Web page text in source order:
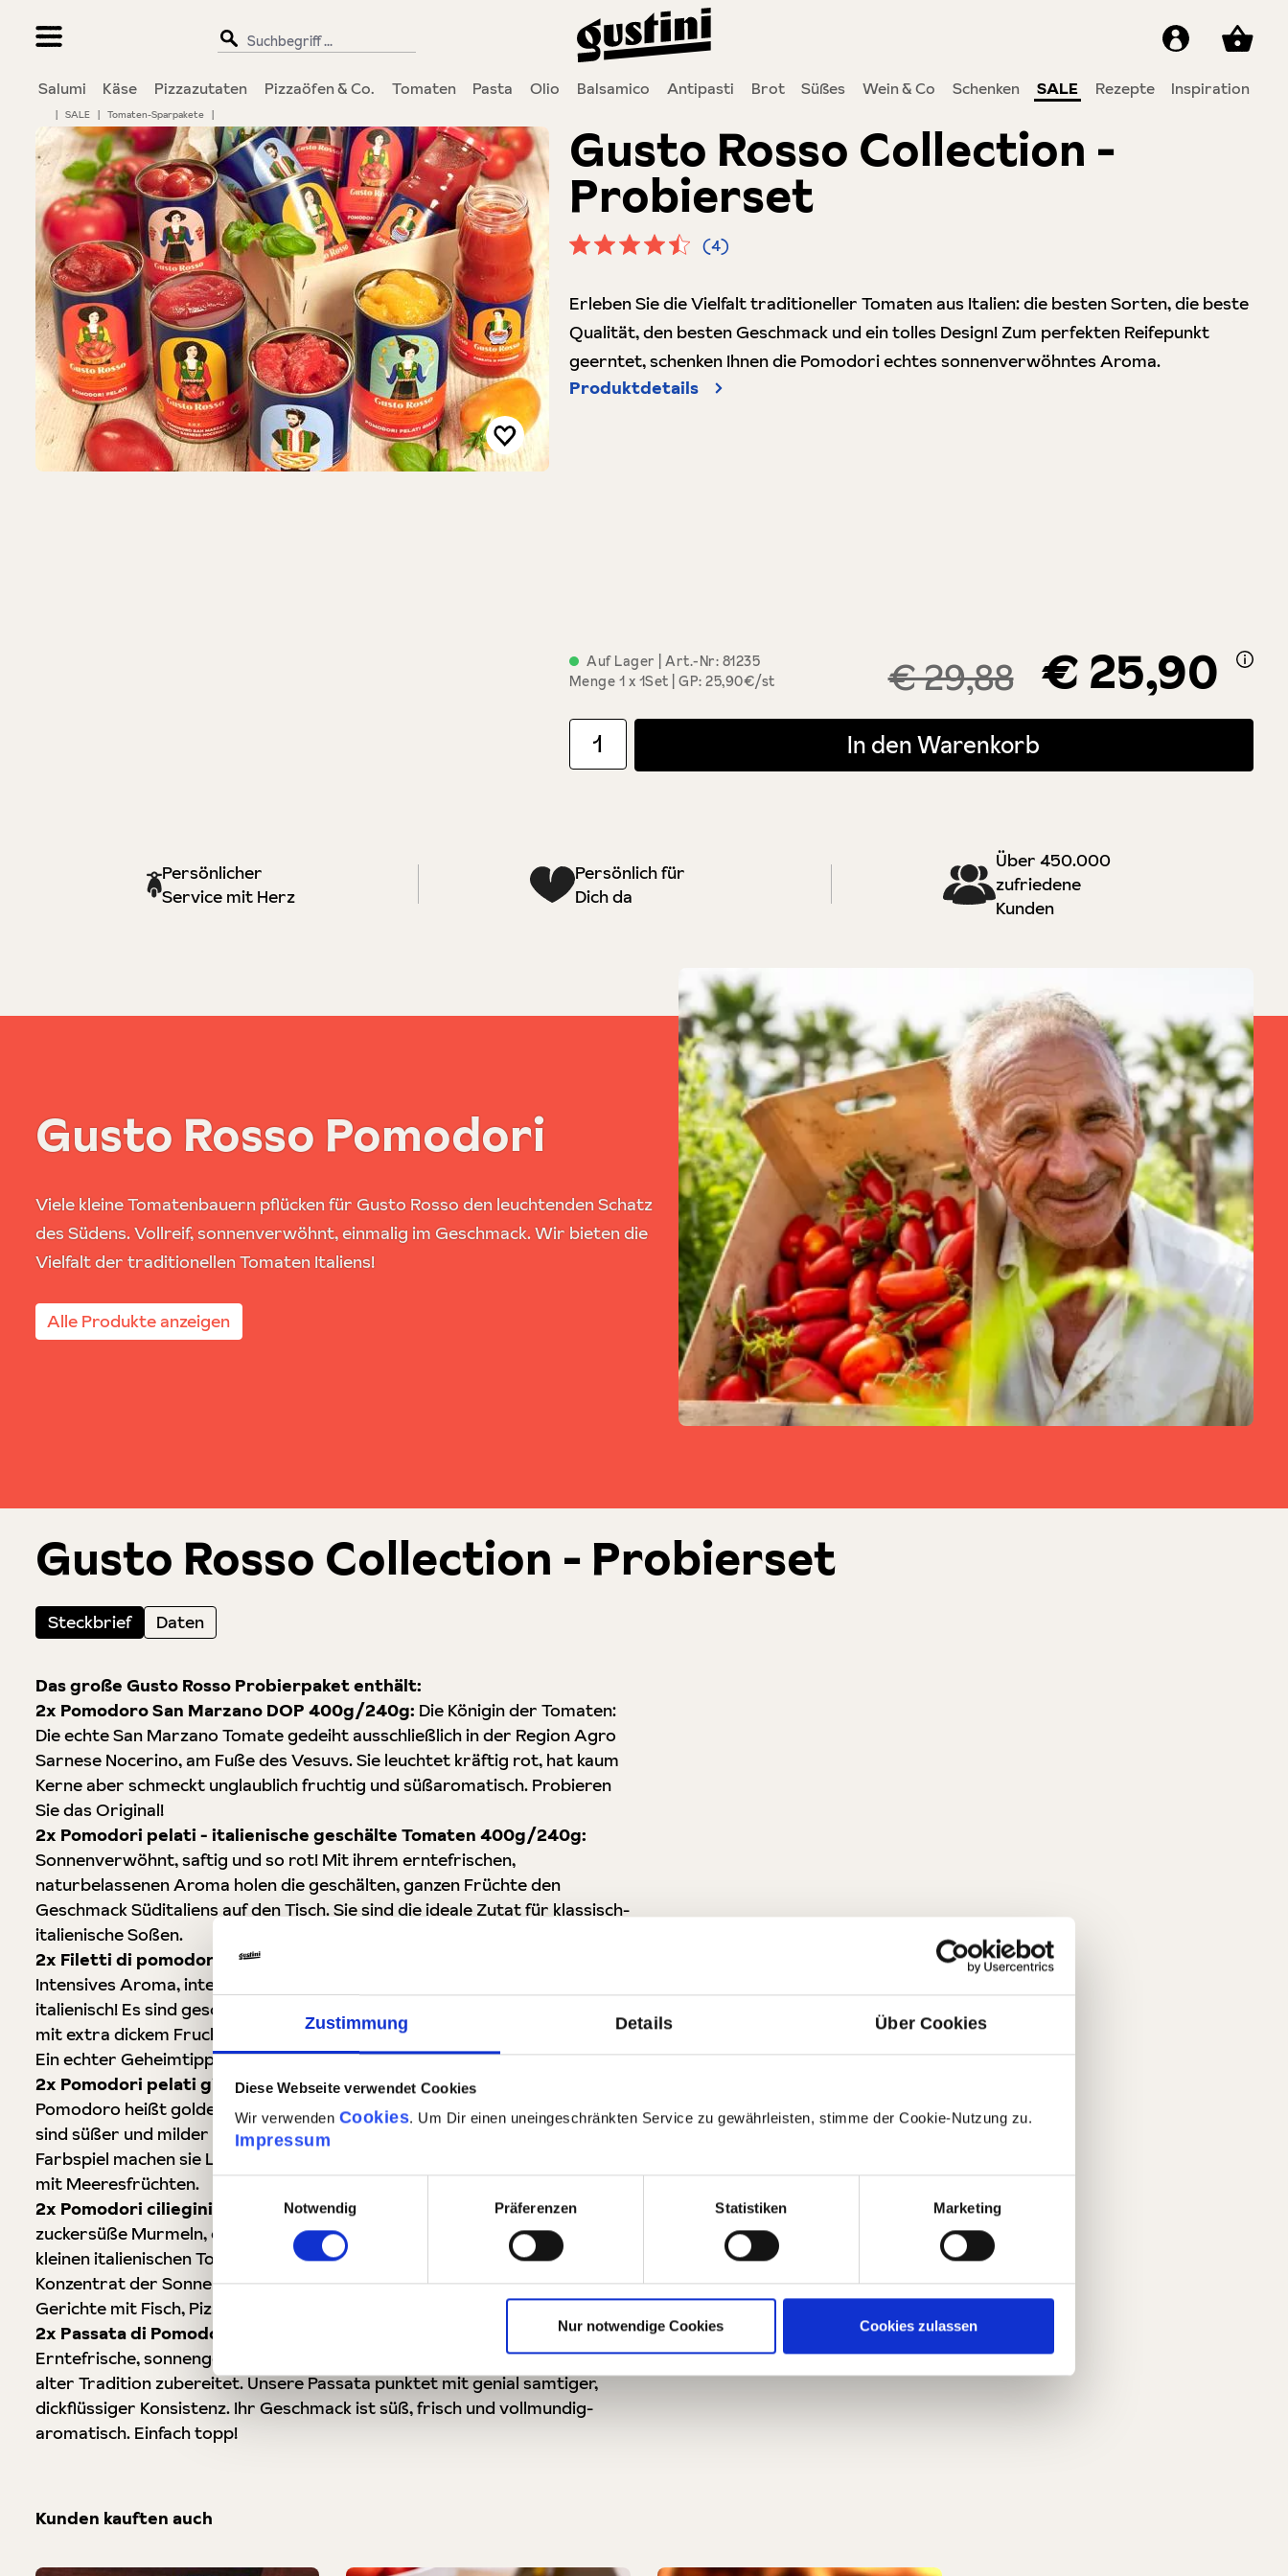
Zustimmung Details Über Cookies
Diese Webseite verwendet Cookies
Wir verwenden Cookies. Um Dir einen uneingeschränkten Service zu gewährleisten, stimme der Cookie-Nutzung zu.
Impressum
Notwendig
Präferenzen Statistiken Marketing
Nur notwendige Cookies Cookies zulassen
Salumi Käse Pizzazutaten Pizzaöfen & Co. Tomaten Pasta Olio Balsamico Antipasti Brot Süßes Wein & Co Schenken SALE Rezepte Inspiration
| SALE | Tomaten-Sparpakete |
Bildergalerie überspringen
Auf Lager | Art.-Nr: 81235
Menge 1 x 1Set GP: 25,90€/st € 25,90
€ 29,88
Gusto Rosso Collection -
Probierset
(4)
Erleben Sie die Vielfalt traditioneller Tomaten aus Italien: die besten Sorten, die beste
Qualität, den besten Geschmack und ein tolles Design! Zum perfekten Reifepunkt
geerntet, schenken Ihnen die Pomodori echtes sonnenverwöhntes Aroma.
Produktdetails
Produkt Anzahl: Gib den gewünschten Wert ein oder benutze die Schaltflächen um die Anzahl zu erhöhen oder zu
In den Warenkorb
Persönlicher
Service mit Herz
Persönlich für
Dich da
Über 450.000
zufriedene
Kunden
Gusto Rosso Pomodori
Viele kleine Tomatenbauern pflücken für Gusto Rosso den leuchtenden Schatz
des Südens. Vollreif, sonnenverwöhnt, einmalig im Geschmack. Wir bieten die
Vielfalt der traditionellen Tomaten Italiens!
Alle Produkte anzeigen
Gusto Rosso Collection - Probierset
Steckbrief Daten
Das große Gusto Rosso Probierpaket enthält:
2x Pomodoro San Marzano DOP 400g/240g: Die Königin der Tomaten:
Die echte San Marzano Tomate gedeiht ausschließlich in der Region Agro
Sarnese Nocerino, am Fuße des Vesuvs. Sie leuchtet kräftig rot, hat kaum
Kerne aber schmeckt unglaublich fruchtig und süßaromatisch. Probieren
Sie das Original!
2x Pomodori pelati - italienische geschälte Tomaten 400g/240g:
Sonnenverwöhnt, saftig und so rot! Mit ihrem erntefrischen,
naturbelassenen Aroma holen die geschälten, ganzen Früchte den
Geschmack Süditaliens auf den Tisch. Sie sind die ideale Zutat für klassisch-
italienische Soßen.
2x Filetti di pomodoro - Tomatenfilets, ideal für Pizza 400g/240g:
Intensives Aroma, intensives Tomatenrot: Filetti sind authentisch
italienisch! Es sind geschälte, sorgsam geviertelte Tomaten. Sie punkten
mit extra dickem Fruchtfleisch und sind in super sämigem Saft eingelegt.
Ein echter Geheimtipp für Pizza & Co.
2x Pomodori pelati gialli - Gelbe geschälte Tomaten 400g/240g:
Pomodoro heißt goldener Apfel, denn die ersten Tomaten waren gelb. Sie
sind süßer und milder als ihre roten Schwestern. Mit ihrem leuchtenden
Farbspiel machen sie Lust auf kreative Kreationen - für Pizza oder Pasta
mit Meeresfrüchten.
2x Pomodori ciliegini - italienische Kirschtomaten 400g/240g:Milde,
zuckersüße Murmeln, eingelegt im leichten Kirschtomatensaft! Diese
kleinen italienischen Tomaten sind intensive Geschmackswunder, ein
Konzentrat der Sonne und der Delikatesse. Sie sind ideal für leichte
Gerichte mit Fisch, Pizzen und Focaccia.
2x Passata di Pomodoro - Passierte Tomaten 350g:
Erntefrische, sonnengereifte Tomaten werden geschält, entkernt und nach
alter Tradition zubereitet. Unsere Passata punktet mit genial samtiger,
dickflüssiger Konsistenz. Ihr Geschmack ist süß, frisch und vollmundig-
aromatisch. Einfach topp!
Kunden kauften auch